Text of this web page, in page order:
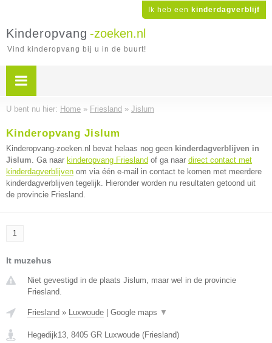
Ik heb een kinderdagverblijf
Kinderopvang -zoeken.nl
Vind kinderopvang bij u in de buurt!
U bent nu hier: Home » Friesland » Jislum
Kinderopvang Jislum
Kinderopvang-zoeken.nl bevat helaas nog geen kinderdagverblijven in
Jislum. Ga naar kinderopvang Friesland of ga naar direct contact met
kinderdagverblijven om via één e-mail in contact te komen met meerdere
kinderdagverblijven tegelijk. Hieronder worden nu resultaten getoond uit
de provincie Friesland.
1
It muzehus
Niet gevestigd in de plaats Jislum, maar wel in de provincie
Friesland.
Friesland » Luxwoude Google maps ▼
Hegedijk13, 8405 GR Luxwoude (Friesland)